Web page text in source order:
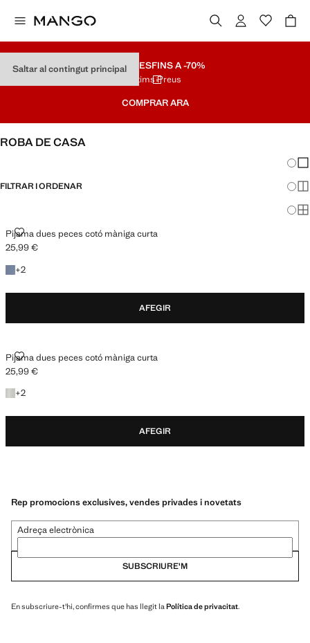
Saltar al contingut principalREBAIXESFINS A -70%
Últims Preus
COMPRAR ARA
ROBA DE CASA
FILTRAR I ORDENAR
Pijama dues peces cotó màniga curta
PIJAMA DUES PECES COTÓ MÀNIGA CURTA
Preu actual [25,99 € ]
25,99 €
+2
+2 colors
AFEGIR
Pijama dues peces cotó màniga curta
PIJAMA DUES PECES COTÓ MÀNIGA CURTA
Preu actual [25,99 € ]
25,99 €
+2
+2 colors
AFEGIR
Rep promocions exclusives, vendes privades i novetats
Adreça electrònica
SUBSCRIURE'M
En subscriure-t'hi, confirmes que has llegit la Política de privacitat.